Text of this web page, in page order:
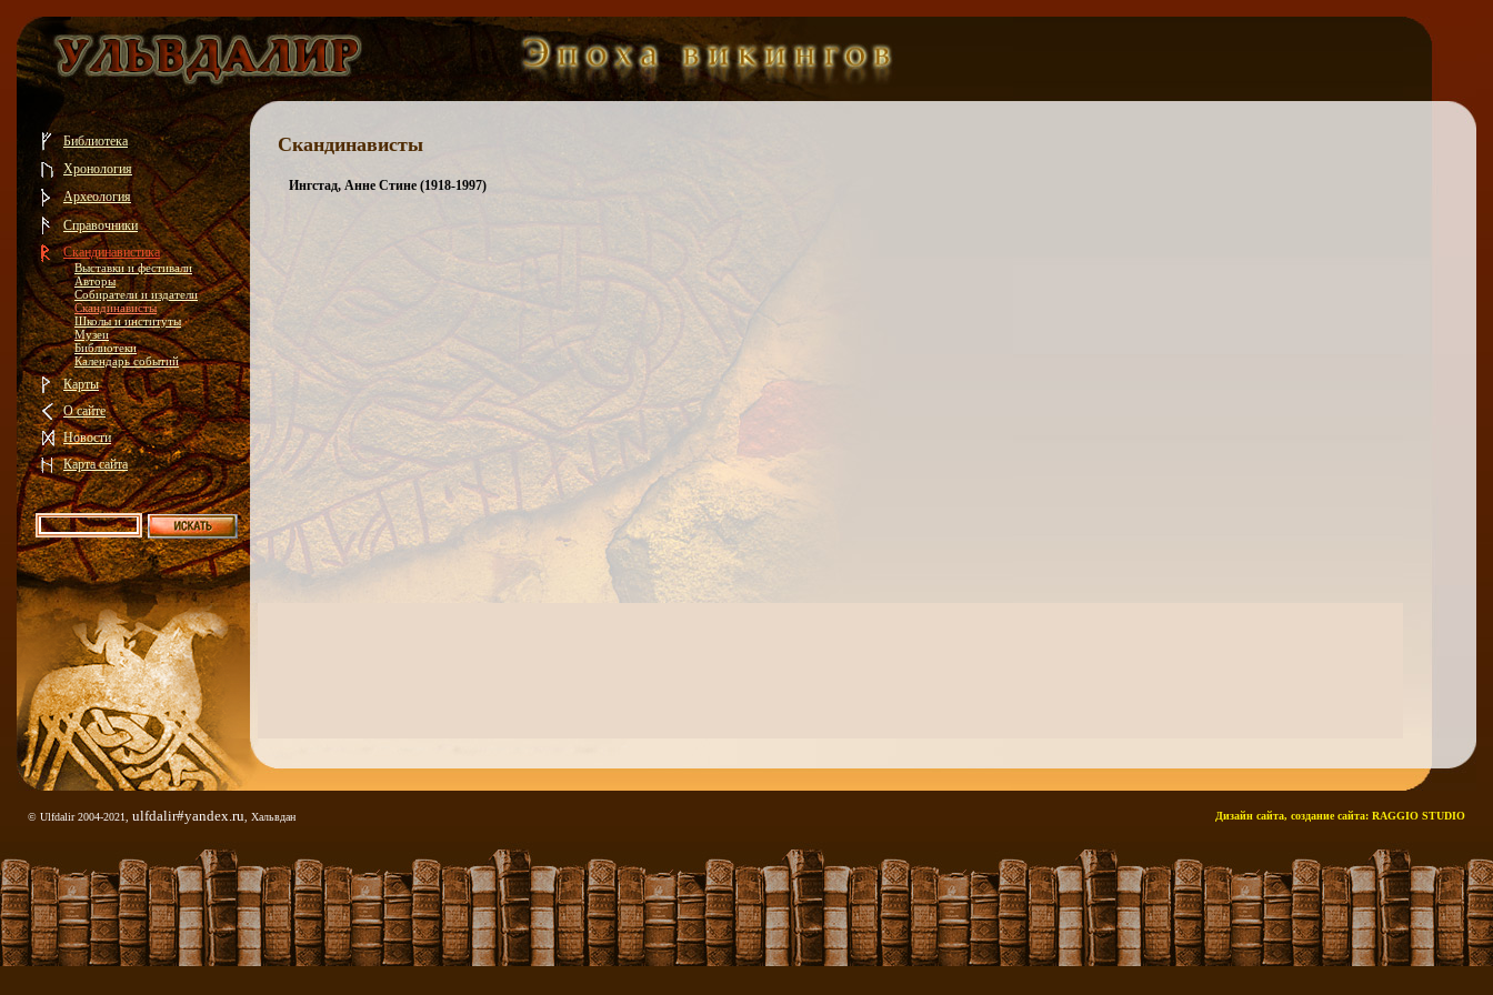
Библиотека
Хронология
Археология
Справочники
Скандинавистика
Выставки и фестивали
Авторы
Собиратели и издатели
Скандинависты
Школы и институты
Музеи
Библиотеки
Календарь событий
Карты
О сайте
Новости
Карта сайта
© Ulfdalir 2004-2021, ulfdalir#yandex.ru , Хальвдан Дизайн сайта, создание сайта: RAGGIO STUDIO
Скандинависты
Ингстад, Анне Стине (1918-1997)